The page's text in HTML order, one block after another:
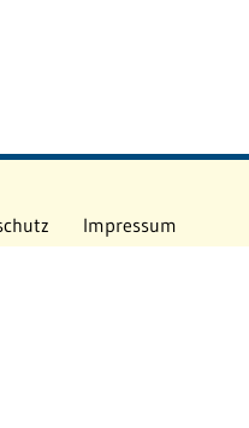
Impressum